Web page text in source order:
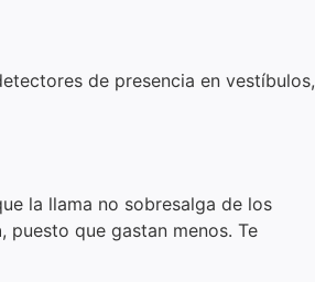
de presencia en vestíbulos,
la llama no sobresalga de los
, puesto que gastan menos. Te